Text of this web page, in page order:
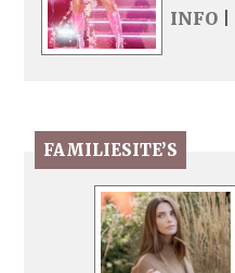
INFO
FAMILIESITE’S